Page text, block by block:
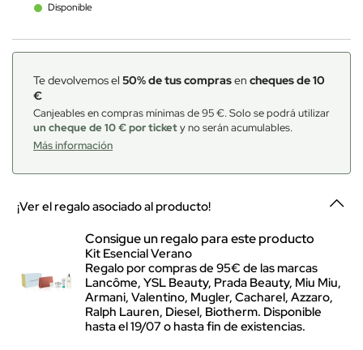
Disponible
Te devolvemos el 50% de tus comprasen cheques de 10
€
Canjeables en compras mínimas de 95 €. Solo se podrá utilizar
un cheque de 10 € por tickety no serán acumulables.
Más información
¡Ver el regalo asociado al producto!
Consigue un regalo para este producto
Kit Esencial Verano
Regalo por compras de 95€ de las marcas
Lancôme, YSL Beauty, Prada Beauty, Miu Miu,
Armani, Valentino, Mugler, Cacharel, Azzaro,
Ralph Lauren, Diesel, Biotherm. Disponible
hasta el 19/07 o hasta fin de existencias.